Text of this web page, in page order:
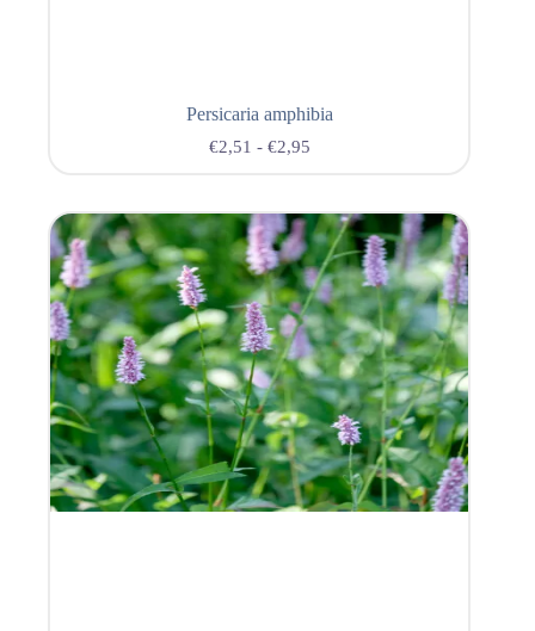
Persicaria amphibia
€2,51 - €2,95